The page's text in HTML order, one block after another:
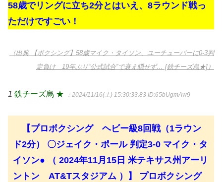
58歳でリングに立ち2分とはいえ、8ラウンド戦っ
ただけですごい！
（出典 【ボクシング】58歳マイク・タイソン、ユーチューバーに0-3判
定負け 19年ぶり“公式試合”で衰え隠せず… [鉄チーズ烏★]）
1 鉄チーズ烏 ★ ：2024/11/16(土) 15:30:33.83 ID:65bUgmAw9
【プロボクシング ヘビー級8回戦（1ラウン
ド2分） 〇ジェイク・ポール 判定3-0 マイク・タ
イソン● （ 2024年11月15日 米テキサス州アーリ
ントン AT&Tスタジアム ）】 プロボクシング